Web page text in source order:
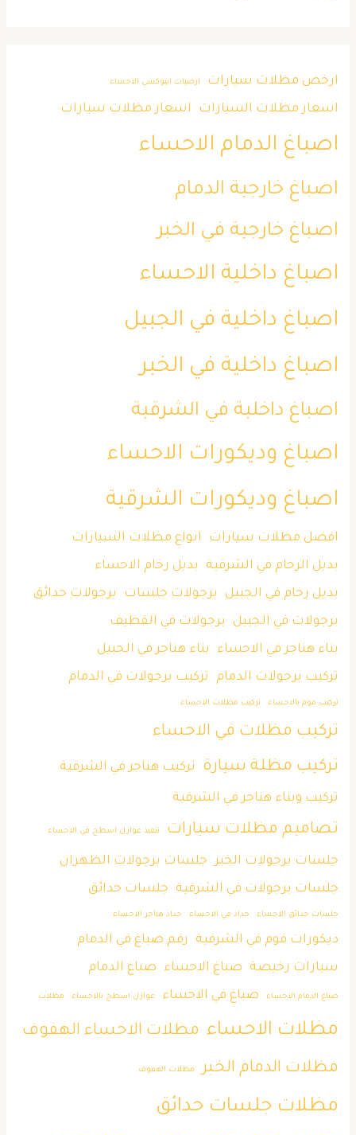
ارخص مظلات سيارات ارضيات ايبوكسي الاحساء
اسعار مظلات السيارات اسعار مظلات سيارات
اصباغ الدمام الاحساء
اصباغ خارجية الدمام
اصباغ خارجية في الخبر
اصباغ داخلية الاحساء
اصباغ داخلية في الجبيل
اصباغ داخلية في الخبر
اصباغ داخلية في الشرقية
اصباغ وديكورات الاحساء
اصباغ وديكورات الشرقية
افضل مظلات سيارات انواع مظلات السيارات
بديل الرخام في الشرقية بديل رخام الاحساء
بديل رخام في الجبيل برجولات جلسات برجولات حدائق
برجولات في الجبيل برجولات في القطيف
بناء هناجر في الاحساء بناء هناجر في الجبيل
تركيب برجولات الدمام تركيب برجولات في الدمام
تركيب فوم بالاحساء تركيب مظلات الاحساء
تركيب مظلات في الاحساء
تركيب مظلة سيارة تركيب هناجر في الشرقية
تركيب وبناء هناجر في الشرقية
تصاميم مظلات سيارات تنفيذ عوازل اسطح في الاحساء
جلسات برجولات الخبر جلسات برجولات الظهران
جلسات برجولات في الشرقية جلسات حدائق
جلسات حدائق الاحساء حداد في الاحساء حداد هناجر الاحساء
ديكورات فوم في الشرقية رقم صباغ في الدمام
سيارات رخيصة صباغ الاحساء صباغ الدمام
صباغ الدمام الاحساء صباغ في الاحساء عوازل اسطح بالاحساء مظلات
مظلات الاحساء مظلات الاحساء الهفوف
مظلات الدمام الخبر مظلات الهفوف
مظلات جلسات حدائق